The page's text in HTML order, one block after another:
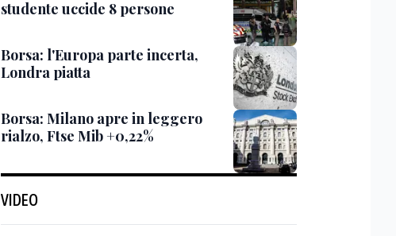
studente uccide 8 persone
Borsa: l'Europa parte incerta,
Londra piatta
Borsa: Milano apre in leggero
rialzo, Ftse Mib +0,22%
VIDEO